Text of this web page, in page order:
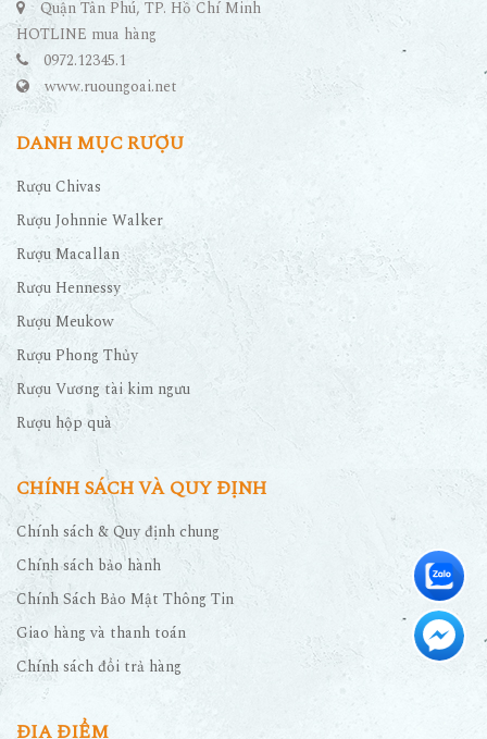
Quận Tân Phú, TP. Hồ Chí Minh
HOTLINE mua hàng
0972.12345.1
www.ruoungoai.net
DANH MỤC RƯỢU
Rượu Chivas
Rượu Johnnie Walker
Rượu Macallan
Rượu Hennessy
Rượu Meukow
Rượu Phong Thủy
Rượu Vương tài kim ngưu
Rượu hộp quà
CHÍNH SÁCH VÀ QUY ĐỊNH
Chính sách & Quy định chung
Chính sách bảo hành
Chính Sách Bảo Mật Thông Tin
Giao hàng và thanh toán
Chính sách đổi trả hàng